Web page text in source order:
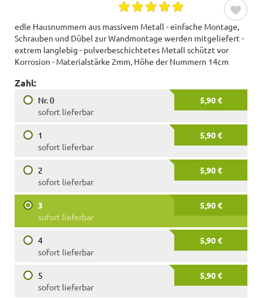
edle Hausnummern aus massivem Metall - einfache Montage,
Schrauben und Dübel zur Wandmontage werden mitgeliefert -
extrem langlebig - pulverbeschichtetes Metall schützt vor
Korrosion - Materialstärke 2mm, Höhe der Nummern 14cm
Zahl:
Nr. 0
5,90 €
sofort lieferbar
1
5,90 €
sofort lieferbar
2
5,90 €
sofort lieferbar
3
5,90 €
sofort lieferbar
4
5,90 €
sofort lieferbar
5
5,90 €
sofort lieferbar